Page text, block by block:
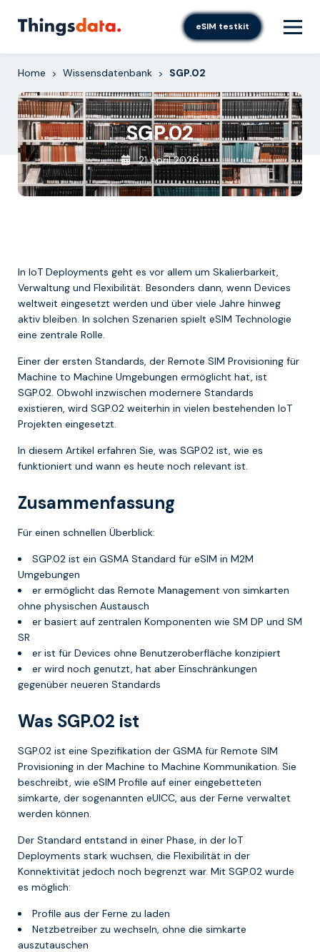
eSIM testkit
Home > Wissensdatenbank > SGP.02
SGP.02
21 April 2026
In IoT Deployments geht es vor allem um Skalierbarkeit,
Verwaltung und Flexibilität. Besonders dann, wenn Devices
weltweit eingesetzt werden und über viele Jahre hinweg
aktiv bleiben. In solchen Szenarien spielt eSIM Technologie
eine zentrale Rolle.
Einer der ersten Standards, der Remote SIM Provisioning für
Machine to Machine Umgebungen ermöglicht hat, ist
SGP.02. Obwohl inzwischen modernere Standards
existieren, wird SGP.02 weiterhin in vielen bestehenden IoT
Projekten eingesetzt.
In diesem Artikel erfahren Sie, was SGP.02 ist, wie es
funktioniert und wann es heute noch relevant ist.
Zusammenfassung
Für einen schnellen Überblick:
SGP.02 ist ein GSMA Standard für eSIM in M2M
Umgebungen
er ermöglicht das Remote Management von simkarten
ohne physischen Austausch
er basiert auf zentralen Komponenten wie SM DP und SM
SR
er ist für Devices ohne Benutzeroberfläche konzipiert
er wird noch genutzt, hat aber Einschränkungen
gegenüber neueren Standards
Was SGP.02 ist
SGP.02 ist eine Spezifikation der GSMA für Remote SIM
Provisioning in der Machine to Machine Kommunikation. Sie
beschreibt, wie eSIM Profile auf einer eingebetteten
simkarte, der sogenannten eUICC, aus der Ferne verwaltet
werden können.
Der Standard entstand in einer Phase, in der IoT
Deployments stark wuchsen, die Flexibilität in der
Konnektivität jedoch noch begrenzt war. Mit SGP.02 wurde
es möglich:
Profile aus der Ferne zu laden
Netzbetreiber zu wechseln, ohne die simkarte
auszutauschen